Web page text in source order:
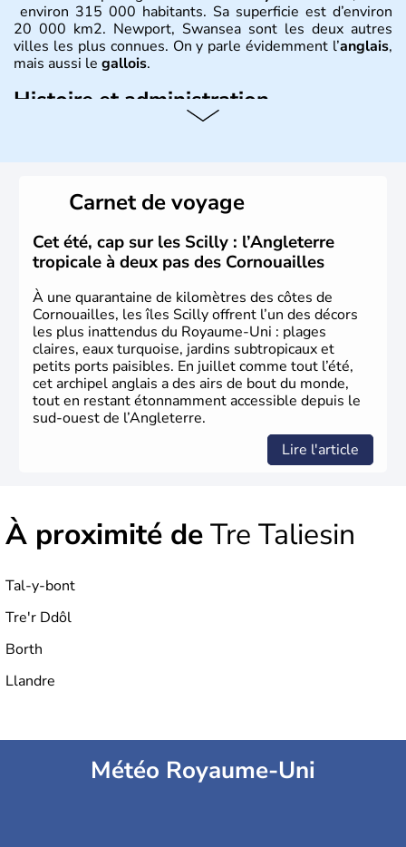
environ 315 000 habitants. Sa superficie est d’environ
20 000 km2. Newport, Swansea sont les deux autres
villes les plus connues. On y parle évidemment l’anglais,
mais aussi le gallois.
Histoire et administration
Jones, Roger Glover sont quelques-unes des célébrités
Pays de Galles
de la musique. Ken Follet et Catherine Zeta-Jones en
littérature et au cinéma portent haut les couleurs de ce
pays.
Carnet de voyage
Cet été, cap sur les Scilly : l’Angleterre
tropicale à deux pas des Cornouailles
À une quarantaine de kilomètres des côtes de
Cornouailles, les îles Scilly offrent l’un des décors
les plus inattendus du Royaume-Uni : plages
claires, eaux turquoise, jardins subtropicaux et
petits ports paisibles. En juillet comme tout l’été,
cet archipel anglais a des airs de bout du monde,
tout en restant étonnamment accessible depuis le
sud-ouest de l’Angleterre.
Lire l'article
À proximité deTre Taliesin
Tal-y-bont
Tre'r Ddôl
Borth
Llandre
Météo Royaume-Uni